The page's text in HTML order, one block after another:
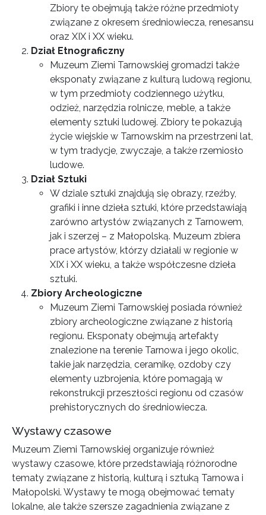
Zbiory te obejmują także różne przedmioty
związane z okresem średniowiecza, renesansu
oraz XIX i XX wieku.
Dział Etnograficzny
Muzeum Ziemi Tarnowskiej gromadzi także
eksponaty związane z kulturą ludową regionu,
w tym przedmioty codziennego użytku,
odzież, narzędzia rolnicze, meble, a także
elementy sztuki ludowej. Zbiory te pokazują
życie wiejskie w Tarnowskim na przestrzeni lat,
w tym tradycje, zwyczaje, a także rzemiosło
ludowe.
Dział Sztuki
W dziale sztuki znajdują się obrazy, rzeźby,
grafiki i inne dzieła sztuki, które przedstawiają
zarówno artystów związanych z Tarnowem,
jak i szerzej – z Małopolską. Muzeum zbiera
prace artystów, którzy działali w regionie w
XIX i XX wieku, a także współczesne dzieła
sztuki.
Zbiory Archeologiczne
Muzeum Ziemi Tarnowskiej posiada również
zbiory archeologiczne związane z historią
regionu. Eksponaty obejmują artefakty
znalezione na terenie Tarnowa i jego okolic,
takie jak narzędzia, ceramikę, ozdoby czy
elementy uzbrojenia, które pomagają w
rekonstrukcji przeszłości regionu od czasów
prehistorycznych do średniowiecza.
Wystawy czasowe
Muzeum Ziemi Tarnowskiej organizuje również
wystawy czasowe, które przedstawiają różnorodne
tematy związane z historią, kulturą i sztuką Tarnowa i
Małopolski. Wystawy te mogą obejmować tematy
lokalne, ale także szersze zagadnienia związane z